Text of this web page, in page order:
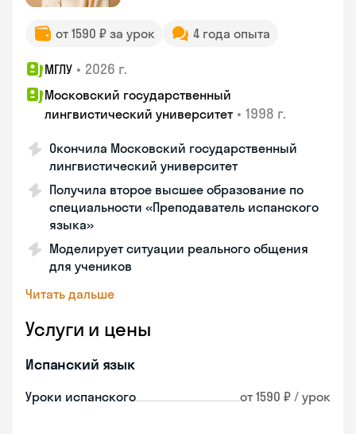
от 1590 ₽ за урок 4 года опыта
МГЛУ • 2026 г.
Московский государственный
лингвистический университет • 1998 г.
Окончила Московский государственный
лингвистический университет
Получила второе высшее образование по
специальности «Преподаватель испанского
языка»
Моделирует ситуации реального общения
для учеников
Читать дальше
Услуги и цены
Испанский язык
Уроки испанского от 1590 ₽ / урок